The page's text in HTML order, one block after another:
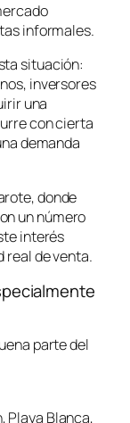
informales.
situación:
inversores
una
con cierta
demanda
donde
un número
interés
real de venta.
parte del
Playa Blanca,